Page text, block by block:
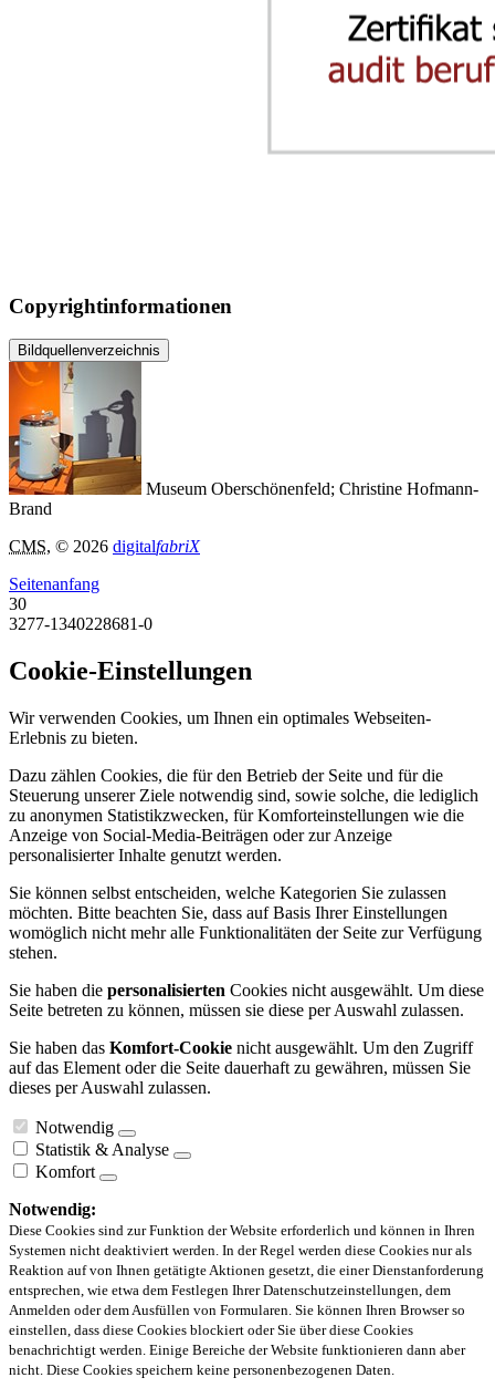
Copyrightinformationen
Bildquellenverzeichnis
Museum Oberschönenfeld; Christine Hofmann-
Brand
CMS, © 2026 digitalfabriX
Seitenanfang
30
3277-1340228681-0
Cookie-Einstellungen
Wir verwenden Cookies, um Ihnen ein optimales Webseiten-
Erlebnis zu bieten.
Dazu zählen Cookies, die für den Betrieb der Seite und für die
Steuerung unserer Ziele notwendig sind, sowie solche, die lediglich
zu anonymen Statistikzwecken, für Komforteinstellungen wie die
Anzeige von Social-Media-Beiträgen oder zur Anzeige
personalisierter Inhalte genutzt werden.
Sie können selbst entscheiden, welche Kategorien Sie zulassen
möchten. Bitte beachten Sie, dass auf Basis Ihrer Einstellungen
womöglich nicht mehr alle Funktionalitäten der Seite zur Verfügung
stehen.
Sie haben die personalisierten Cookies nicht ausgewählt. Um diese
Seite betreten zu können, müssen sie diese per Auswahl zulassen.
Sie haben das Komfort-Cookie nicht ausgewählt. Um den Zugriff
auf das Element oder die Seite dauerhaft zu gewähren, müssen Sie
dieses per Auswahl zulassen.
Notwendig
Statistik & Analyse
Komfort
Notwendig:
Diese Cookies sind zur Funktion der Website erforderlich und können in Ihren
Systemen nicht deaktiviert werden. In der Regel werden diese Cookies nur als
Reaktion auf von Ihnen getätigte Aktionen gesetzt, die einer Dienstanforderung
entsprechen, wie etwa dem Festlegen Ihrer Datenschutzeinstellungen, dem
Anmelden oder dem Ausfüllen von Formularen. Sie können Ihren Browser so
einstellen, dass diese Cookies blockiert oder Sie über diese Cookies
benachrichtigt werden. Einige Bereiche der Website funktionieren dann aber
nicht. Diese Cookies speichern keine personenbezogenen Daten.